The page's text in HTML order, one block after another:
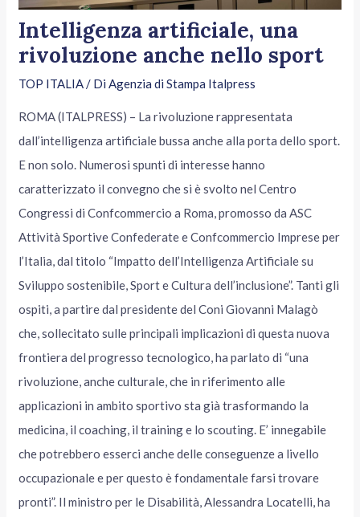
Intelligenza artificiale, una
rivoluzione anche nello sport
TOP ITALIA/ DiAgenzia di Stampa Italpress
ROMA (ITALPRESS) – La rivoluzione rappresentata
dall’intelligenza artificiale bussa anche alla porta dello sport.
E non solo. Numerosi spunti di interesse hanno
caratterizzato il convegno che si è svolto nel Centro
Congressi di Confcommercio a Roma, promosso da ASC
Attività Sportive Confederate e Confcommercio Imprese per
l’Italia, dal titolo “Impatto dell’Intelligenza Artificiale su
Sviluppo sostenibile, Sport e Cultura dell’inclusione”. Tanti gli
ospiti, a partire dal presidente del Coni Giovanni Malagò
che, sollecitato sulle principali implicazioni di questa nuova
frontiera del progresso tecnologico, ha parlato di “una
rivoluzione, anche culturale, che in riferimento alle
applicazioni in ambito sportivo sta già trasformando la
medicina, il coaching, il training e lo scouting. E’ innegabile
che potrebbero esserci anche delle conseguenze a livello
occupazionale e per questo è fondamentale farsi trovare
pronti”. Il ministro per le Disabilità, Alessandra Locatelli, ha